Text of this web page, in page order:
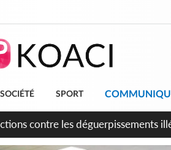
SOCIÉTÉ SPORT
Alassane Ouattara promet
forte et plus prospère